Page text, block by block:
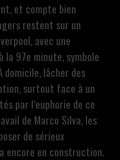
et compte bien
restent sur un
avec une
la 97e minute, symbole
domicile, lâcher des
surtout face à un
par l’euphorie de ce
de Marco Silva, les
de sérieux
encore en construction.